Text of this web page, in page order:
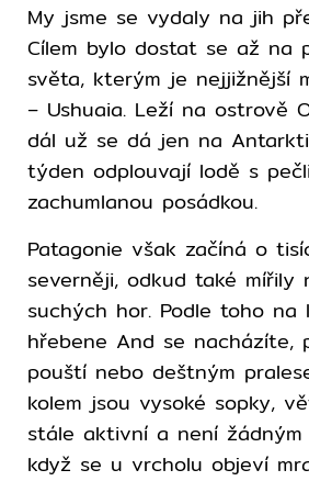
My jsme se vydaly na jih
Cílem bylo dostat se až na
světa, kterým je nejjižnější
– Ushuaia. Leží na ostrově
dál už se dá jen na
týden odplouvají lodě s
zachumlanou posádkou.
Patagonie však začíná o
severněji, odkud také mířily
suchých hor. Podle toho
hřebene And se nacházíte,
pouští nebo deštným
kolem jsou vysoké sopky,
stále aktivní a není žádným
když se u vrcholu objeví